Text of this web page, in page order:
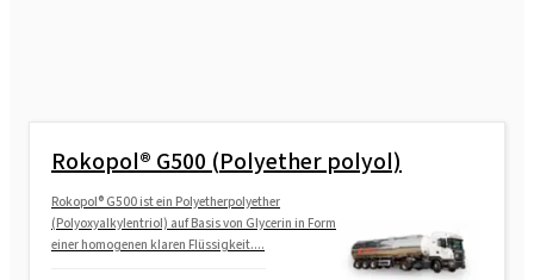
Rokopol® G500 (Polyether polyol)
Rokopol® G500 ist ein Polyetherpolyether
(Polyoxyalkylentriol) auf Basis von Glycerin in Form
einer homogenen klaren Flüssigkeit....